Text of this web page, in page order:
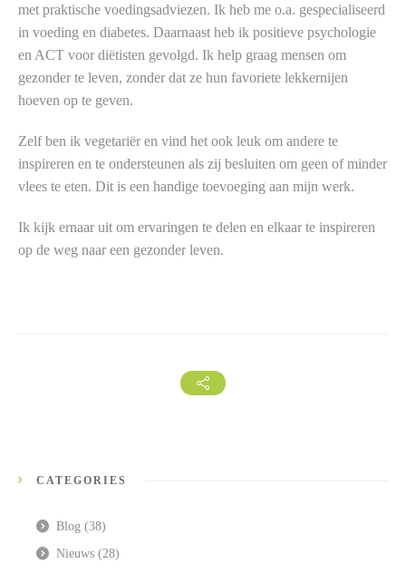
met praktische voedingsadviezen. Ik heb me o.a. gespecialiseerd
in voeding en diabetes. Daarnaast heb ik positieve psychologie
en ACT voor diëtisten gevolgd. Ik help graag mensen om
gezonder te leven, zonder dat ze hun favoriete lekkernijen
hoeven op te geven.
Zelf ben ik vegetariër en vind het ook leuk om andere te
inspireren en te ondersteunen als zij besluiten om geen of minder
vlees te eten. Dit is een handige toevoeging aan mijn werk.
Ik kijk ernaar uit om ervaringen te delen en elkaar te inspireren
op de weg naar een gezonder leven.
CATEGORIES
Blog (38)
Nieuws (28)